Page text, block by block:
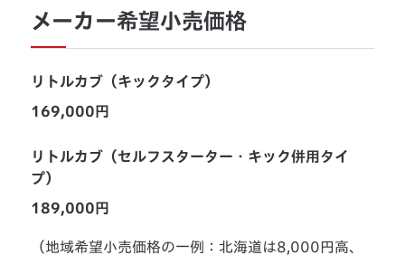
メーカー希望小売価格
リトルカブ（キックタイプ）
169,000円
リトルカブ（セルフスターター・キック併用タイ
プ）
189,000円
（地域希望小売価格の一例：北海道は8,000円高、